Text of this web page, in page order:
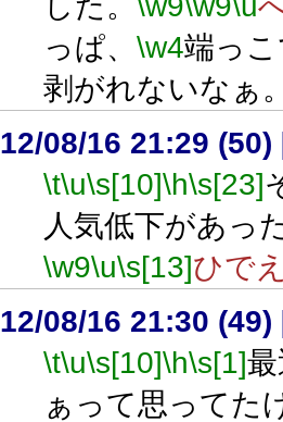
っぱ、 \w4端っ
剥がれないなぁ
12/08/16 21:29 (50)
\t\u\s[10]\h\s[23]
人気低下があっ
\w9\u\s[13]ひで
12/08/16 21:30 (49)
\t\u\s[10]\h\s[1]
ぁって思ってた